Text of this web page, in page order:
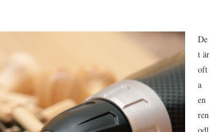
De
t är
oft
a
en
ren
odl